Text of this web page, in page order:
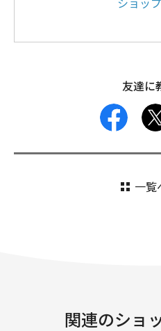
ショッ
友達に
一覧
関連のショ